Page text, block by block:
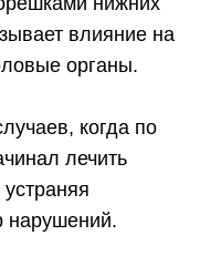
влияние на
органы.
когда по
лечить
нарушений.